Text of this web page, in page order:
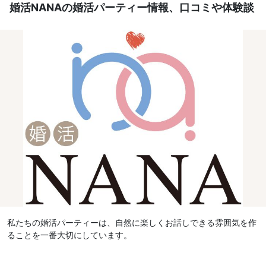
婚活NANAの婚活パーティー情報、口コミや体験談
私たちの婚活パーティーは、自然に楽しくお話しできる雰囲気を作
ることを一番大切にしています。